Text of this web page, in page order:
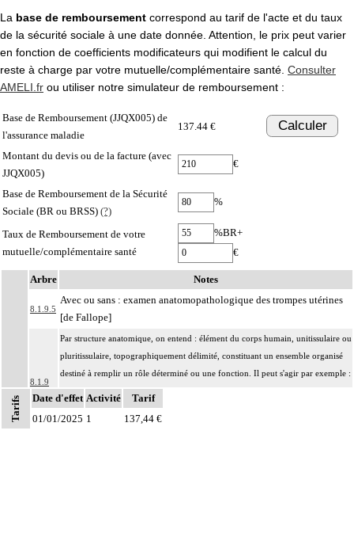
La base de remboursement correspond au tarif de l'acte et du taux
de la sécurité sociale à une date donnée. Attention, le prix peut varier
en fonction de coefficients modificateurs qui modifient le calcul du
reste à charge par votre mutuelle/complémentaire santé. Consulter
AMELI.fr ou utiliser notre simulateur de remboursement :
Base de Remboursement (JJQX005) de
l'assurance maladie
137.44 € Calculer
Montant du devis ou de la facture (avec
JJQX005)
€
Base de Remboursement de la Sécurité
Sociale (BR ou BRSS) (?)
%
Taux de Remboursement de votre
mutuelle/complémentaire santé
%BR+
€
Arbre Notes
8.1.9.5
Avec ou sans : examen anatomopathologique des trompes utérines
[de Fallope]
8.1.9
Par structure anatomique, on entend : élément du corps humain, unitissulaire ou
pluritissulaire, topographiquement délimité, constituant un ensemble organisé
destiné à remplir un rôle déterminé ou une fonction. Il peut s'agir par exemple :
d'un organe : estomac, peau, muscle,
d'une entité concourant à une finalité caractéristique : méninge, séreuse,
d'une région anatomique : médiastin, région rétropéritonéale
Tarifs Date d'effet Activité
Tarif
01/01/2025 1 137,44 €